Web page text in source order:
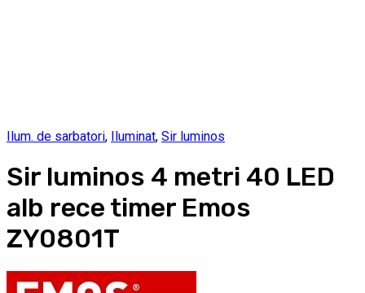
Ilum. de sarbatori, Iluminat, Sir luminos
Sir luminos 4 metri 40 LED
alb rece timer Emos
ZY0801T